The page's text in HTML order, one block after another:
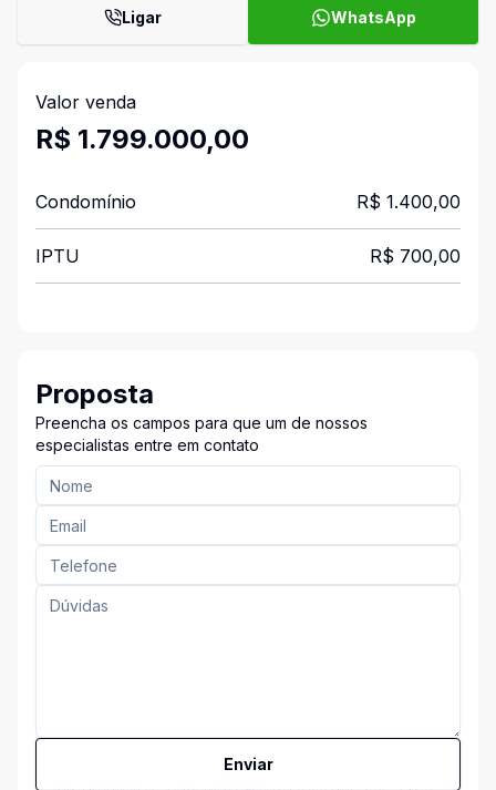
Ligar WhatsApp
Valor venda
R$ 1.799.000,00
Condomínio R$ 1.400,00
IPTU R$ 700,00
Proposta
Preencha os campos para que um de nossos
especialistas entre em contato
Enviar